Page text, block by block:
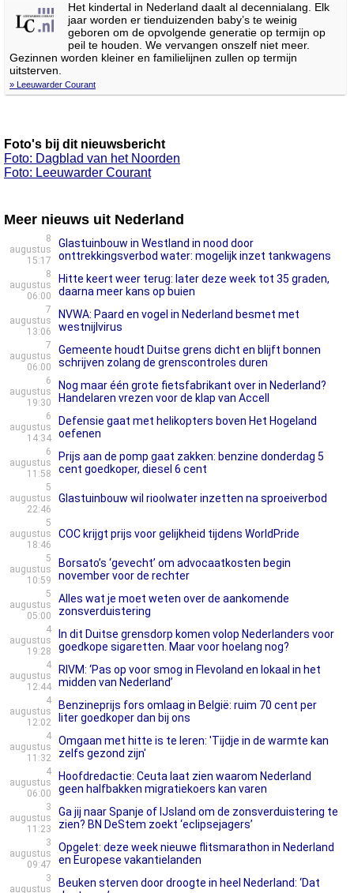
Het kindertal in Nederland daalt al decennialang. Elk
jaar worden er tienduizenden baby’s te weinig
geboren om de opvolgende generatie op termijn op
peil te houden. We vervangen onszelf niet meer.
Gezinnen worden kleiner en familielijnen zullen op termijn
uitsterven.
» Leeuwarder Courant
Foto's bij dit nieuwsbericht
Foto: Dagblad van het Noorden
Foto: Leeuwarder Courant
Meer nieuws uit Nederland
8
augustus
15:17
Glastuinbouw in Westland in nood door
onttrekkingsverbod water: mogelijk inzet tankwagens
8
augustus
06:00
Hitte keert weer terug: later deze week tot 35 graden,
daarna meer kans op buien
7
augustus
13:06
NVWA: Paard en vogel in Nederland besmet met
westnijlvirus
7
augustus
06:00
Gemeente houdt Duitse grens dicht en blijft bonnen
schrijven zolang de grenscontroles duren
6
augustus
19:30
Nog maar één grote fietsfabrikant over in Nederland?
Handelaren vrezen voor de klap van Accell
6
augustus
14:34
Defensie gaat met helikopters boven Het Hogeland
oefenen
6
augustus
11:58
Prijs aan de pomp gaat zakken: benzine donderdag 5
cent goedkoper, diesel 6 cent
5
augustus
22:46
Glastuinbouw wil rioolwater inzetten na sproeiverbod
5
augustus
18:46
COC krijgt prijs voor gelijkheid tijdens WorldPride
5
augustus
10:59
Borsato’s ‘gevecht’ om advocaatkosten begin
november voor de rechter
5
augustus
05:00
Alles wat je moet weten over de aankomende
zonsverduistering
4
augustus
19:28
In dit Duitse grensdorp komen volop Nederlanders voor
goedkope sigaretten. Maar voor hoelang nog?
4
augustus
12:44
RIVM: ‘Pas op voor smog in Flevoland en lokaal in het
midden van Nederland’
4
augustus
12:02
Benzineprijs fors omlaag in België: ruim 70 cent per
liter goedkoper dan bij ons
4
augustus
11:32
Omgaan met hitte is te leren: 'Tijdje in de warmte kan
zelfs gezond zijn'
4
augustus
06:00
Hoofdredactie: Ceuta laat zien waarom Nederland
geen halfbakken migratiekoers kan varen
3
augustus
11:23
Ga jij naar Spanje of IJsland om de zonsverduistering te
zien? BN DeStem zoekt ‘eclipsejagers’
3
augustus
09:47
Opgelet: deze week nieuwe flitsmarathon in Nederland
en Europese vakantielanden
3
augustus
Beuken sterven door droogte in heel Nederland: ‘Dat